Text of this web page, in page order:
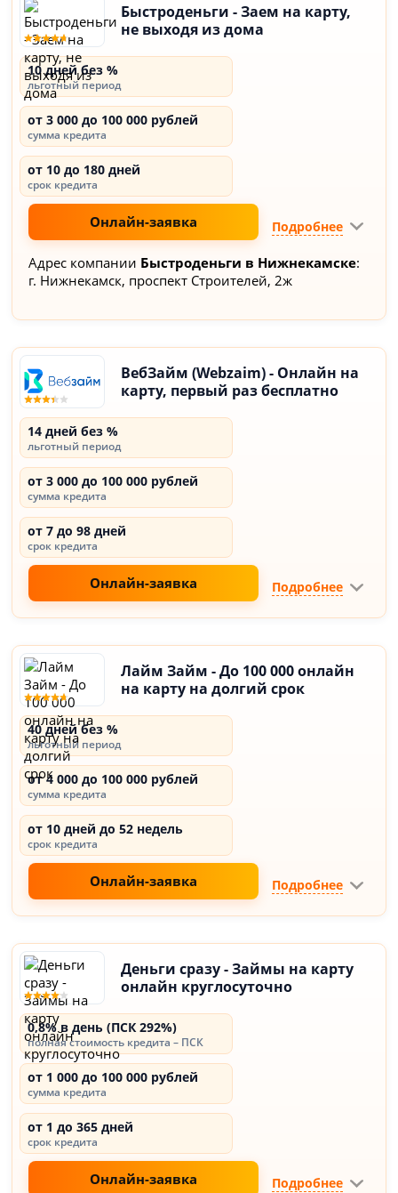
Быстроденьги - Заем на карту,
не выходя из дома
10 дней без %
льготный период
от 3 000 до 100 000 рублей
сумма кредита
от 10 до 180 дней
срок кредита
Онлайн-заявка Подробнее
Адрес компании Быстроденьги в Нижнекамске:
г. Нижнекамск, проспект Строителей, 2ж
ВебЗайм (Webzaim) - Онлайн на
карту, первый раз бесплатно
14 дней без %
льготный период
от 3 000 до 100 000 рублей
сумма кредита
от 7 до 98 дней
срок кредита
Онлайн-заявка Подробнее
Лайм Займ - До 100 000 онлайн
на карту на долгий срок
40 дней без %
льготный период
от 4 000 до 100 000 рублей
сумма кредита
от 10 дней до 52 недель
срок кредита
Онлайн-заявка Подробнее
Деньги сразу - Займы на карту
онлайн круглосуточно
0,8% в день (ПСК 292%)
полная стоимость кредита – ПСК
от 1 000 до 100 000 рублей
сумма кредита
от 1 до 365 дней
срок кредита
Онлайн-заявка Подробнее